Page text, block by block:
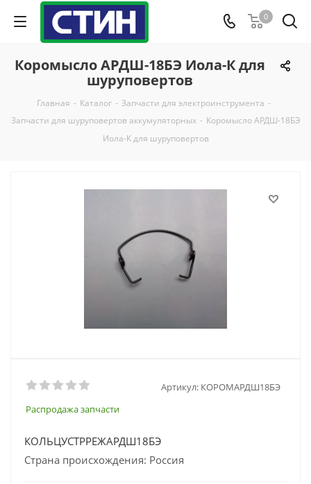
0
Коромысло АРДШ-18БЭ Иола-К для
шуруповертов
Главная - Каталог - Запчасти для электроинструмента -
Запчасти для шуруповертов аккумуляторных - Коромысло АРДШ-18БЭ
Иола-К для шуруповертов
Артикул: КОРОМАРДШ18БЭ
Распродажа запчасти
КОЛЬЦУСТРРЕЖАРДШ18БЭ
Страна происхождения: Россия